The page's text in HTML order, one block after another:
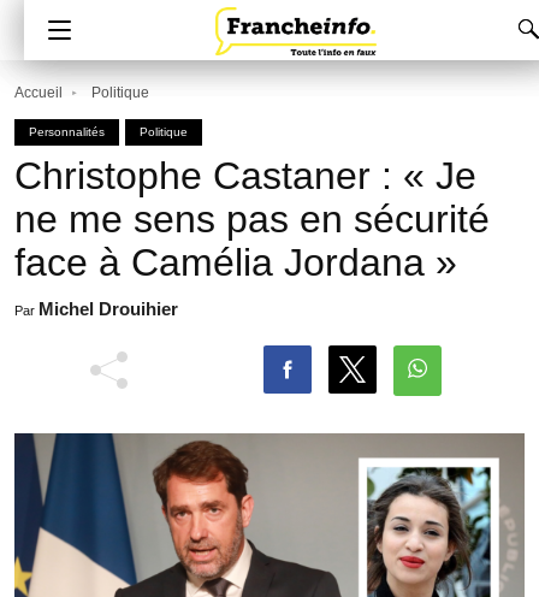
Accueil Politique
Personnalités Politique
Christophe Castaner : « Je
ne me sens pas en sécurité
face à Camélia Jordana »
Par Michel Drouihier